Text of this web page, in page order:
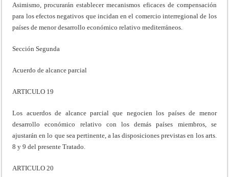
Asimismo, procurarán establecer mecanismos eficaces de compensación
para los efectos negativos que incidan en el comercio interregional de los
países de menor desarrollo económico relativo mediterráneos.
Sección Segunda
Acuerdo de alcance parcial
ARTICULO 19
Los acuerdos de alcance parcial que negocien los países de menor
desarrollo económico relativo con los demás países miembros, se
ajustarán en lo que sea pertinente, a las disposiciones previstas en los arts.
8 y 9 del presente Tratado.
ARTICULO 20